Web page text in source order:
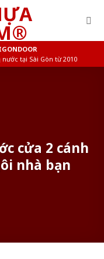
tại Sài Gòn từ 2010
cửa 2 cánh
nhà bạn